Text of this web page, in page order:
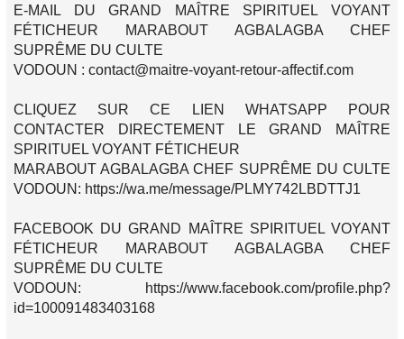
E-MAIL DU GRAND MAÎTRE SPIRITUEL VOYANT
FÉTICHEUR MARABOUT AGBALAGBA CHEF
SUPRÊME DU CULTE
VODOUN : contact@maitre-voyant-retour-affectif.com
CLIQUEZ SUR CE LIEN WHATSAPP POUR
CONTACTER DIRECTEMENT LE GRAND MAÎTRE
SPIRITUEL VOYANT FÉTICHEUR
MARABOUT AGBALAGBA CHEF SUPRÊME DU CULTE
VODOUN: https://wa.me/message/PLMY742LBDTTJ1
FACEBOOK DU GRAND MAÎTRE SPIRITUEL VOYANT
FÉTICHEUR MARABOUT AGBALAGBA CHEF
SUPRÊME DU CULTE
VODOUN: https://www.facebook.com/profile.php?
id=100091483403168